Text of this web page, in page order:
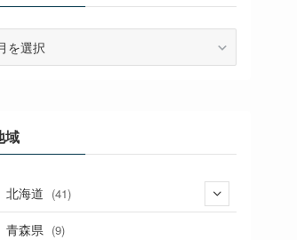
域
北海道 (41)
(27)
青森県 (9)